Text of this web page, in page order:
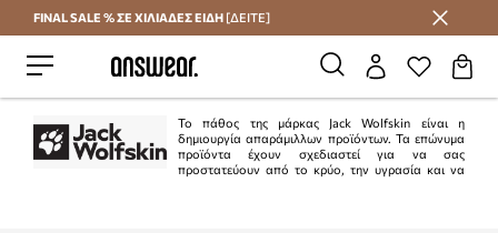
Εξοικονομήστε με το Answear Club
FINAL SALE % ΣΕ ΧΙΛΙΑΔΕΣ ΕΙΔΗ [ΔΕΙΤΕ]
Το πάθος της μάρκας Jack Wolfskin είναι η
δημιουργία απαράμιλλων προϊόντων. Τα επώνυμα
προϊόντα έχουν σχεδιαστεί για να σας
προστατεύουν από το κρύο, την υγρασία και να